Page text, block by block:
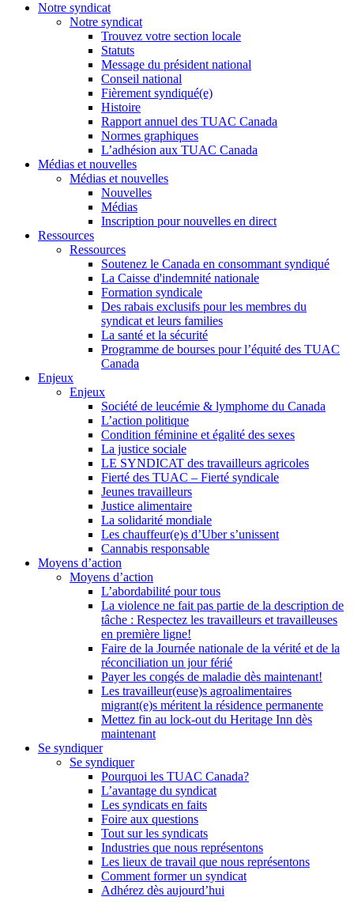
Notre syndicat
Notre syndicat
Trouvez votre section locale
Statuts
Message du président national
Conseil national
Fièrement syndiqué(e)
Histoire
Rapport annuel des TUAC Canada
Normes graphiques
L’adhésion aux TUAC Canada
Médias et nouvelles
Médias et nouvelles
Nouvelles
Médias
Inscription pour nouvelles en direct
Ressources
Ressources
Soutenez le Canada en consommant syndiqué
La Caisse d'indemnité nationale
Formation syndicale
Des rabais exclusifs pour les membres du
syndicat et leurs families
La santé et la sécurité
Programme de bourses pour l’équité des TUAC
Canada
Enjeux
Enjeux
Société de leucémie & lymphome du Canada
L’action politique
Condition féminine et égalité des sexes
La justice sociale
LE SYNDICAT des travailleurs agricoles
Fierté des TUAC – Fierté syndicale
Jeunes travailleurs
Justice alimentaire
La solidarité mondiale
Les chauffeur(e)s d’Uber s’unissent
Cannabis responsable
Moyens d’action
Moyens d’action
L’abordabilité pour tous
La violence ne fait pas partie de la description de
tâche : Respectez les travailleurs et travailleuses
en première ligne!
Faire de la Journée nationale de la vérité et de la
réconciliation un jour férié
Payer les congés de maladie dès maintenant!
Les travailleur(euse)s agroalimentaires
migrant(e)s méritent la résidence permanente
Mettez fin au lock-out du Heritage Inn dès
maintenant
Se syndiquer
Se syndiquer
Pourquoi les TUAC Canada?
L’avantage du syndicat
Les syndicats en faits
Foire aux questions
Tout sur les syndicats
Industries que nous représentons
Les lieux de travail que nous représentons
Comment former un syndicat
Adhérez dès aujourd’hui